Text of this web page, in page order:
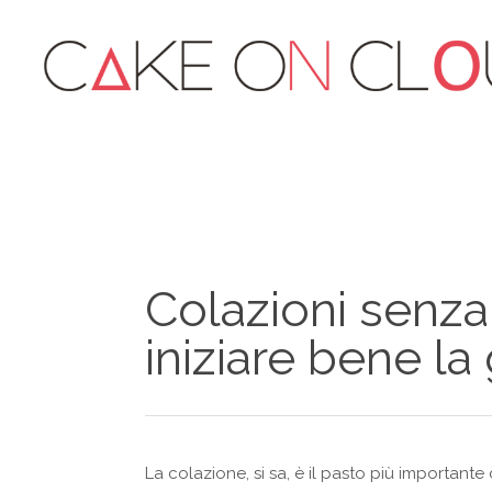
Colazioni
iniziare bene la
La colazione, si sa, è il pasto più